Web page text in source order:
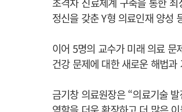
정신을 갖춘 Y형 의료인재 양성
이어 5명의 교수가 미래 의료 문
건강 문제에 대한 새로운 해법과
금기창 의료원장은 “의료기술